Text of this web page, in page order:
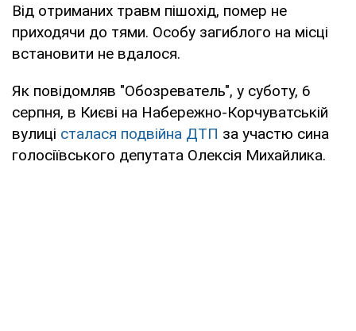
Від отриманих травм пішохід, помер не
приходячи до тями. Особу загиблого на місці
встановити не вдалося.
Як повідомляв "Обозреватель", у суботу, 6
серпня, в Києві на Набережно-Корчуватській
вулиці сталася подвійна ДТП за участю сина
голосіївського депутата Олексія Михайлика.